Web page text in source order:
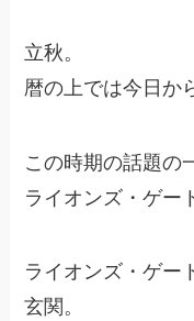
立秋。
暦の上では今日か
この時期の話題の
ライオンズ・ゲー
ライオンズ・ゲー
玄関。